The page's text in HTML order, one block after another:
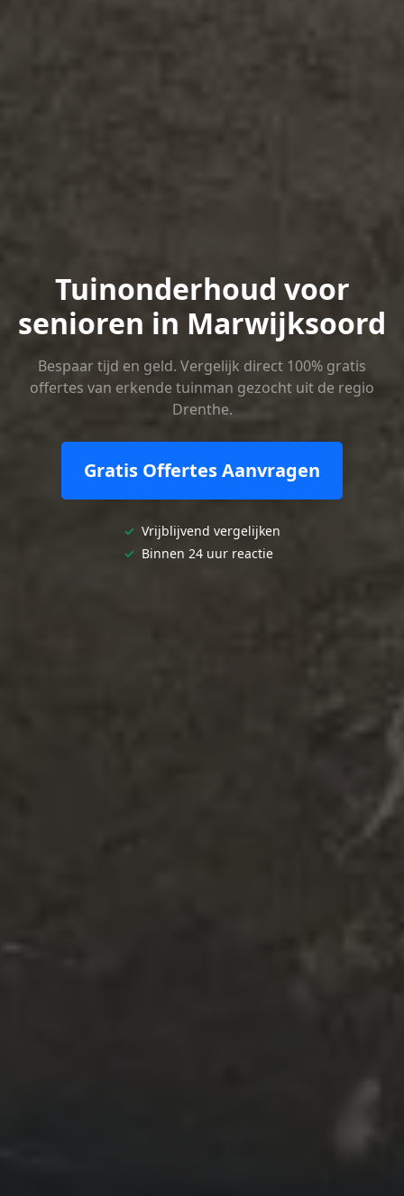
Tuinonderhoud voor
senioren in Marwijksoord
Bespaar tijd en geld. Vergelijk direct 100% gratis
offertes van erkende tuinman gezocht uit de regio
Drenthe.
Gratis Offertes Aanvragen
✓ Vrijblijvend vergelijken
✓ Binnen 24 uur reactie